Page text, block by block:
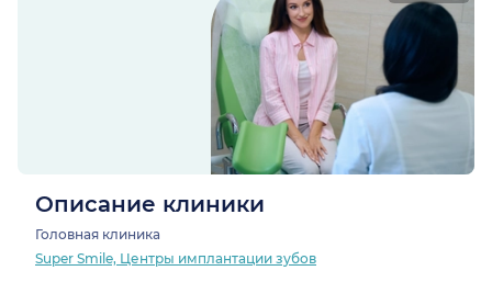
Описание клиники
Головная клиника
Super Smile, Центры имплантации зубов